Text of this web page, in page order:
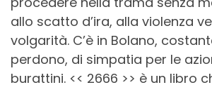
allo scatto d’ira, alla violenza
volgarità. C’è in Bolano,
perdono, di simpatia per le
burattini. << 2666 >> è un libro